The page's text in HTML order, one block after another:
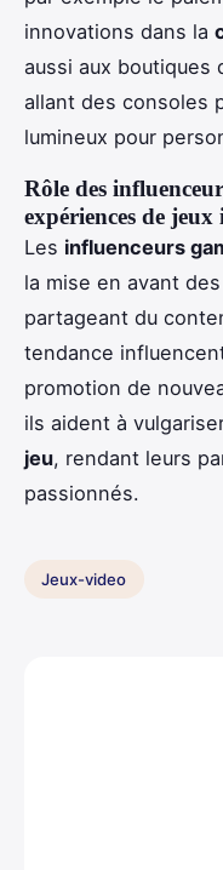
innovations dans la
aussi aux boutiques
allant des consoles
lumineux pour
Rôle des
expériences de jeux
Les influenceurs
la mise en avant
partageant du
tendance
promotion de
ils aident à
jeu, rendant leurs
passionnés.
Jeux-video